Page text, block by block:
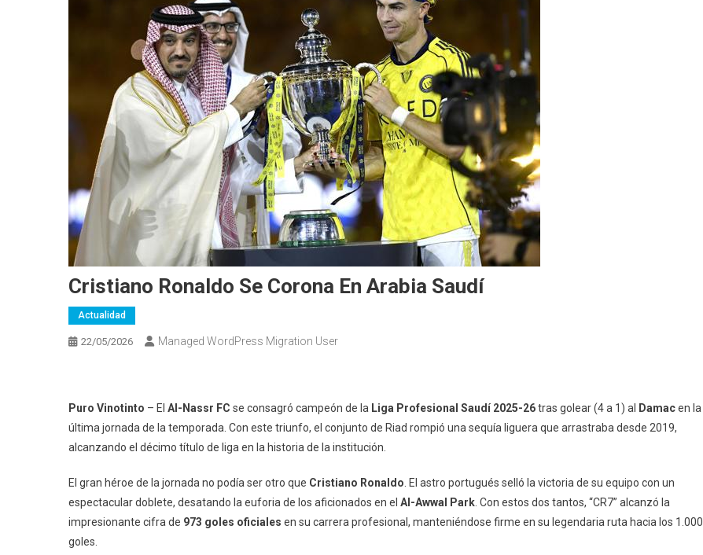
Cristiano Ronaldo Se Corona En Arabia Saudí
Actualidad
22/05/2026 Managed WordPress Migration User
Puro Vinotinto – El Al-Nassr FC se consagró campeón de la Liga Profesional Saudí 2025-26tras golear (4 a 1) al Damacen la
última jornada de la temporada. Con este triunfo, el conjunto de Riad rompió una sequía liguera que arrastraba desde 2019,
alcanzando el décimo título de liga en la historia de la institución.
El gran héroe de la jornada no podía ser otro que Cristiano Ronaldo . El astro portugués selló la victoria de su equipo con un
espectacular doblete, desatando la euforia de los aficionados en el Al-Awwal Park . Con estos dos tantos, “CR7” alcanzó la
impresionante cifra de 973 goles oficiales en su carrera profesional, manteniéndose firme en su legendaria ruta hacia los 1.000
goles.